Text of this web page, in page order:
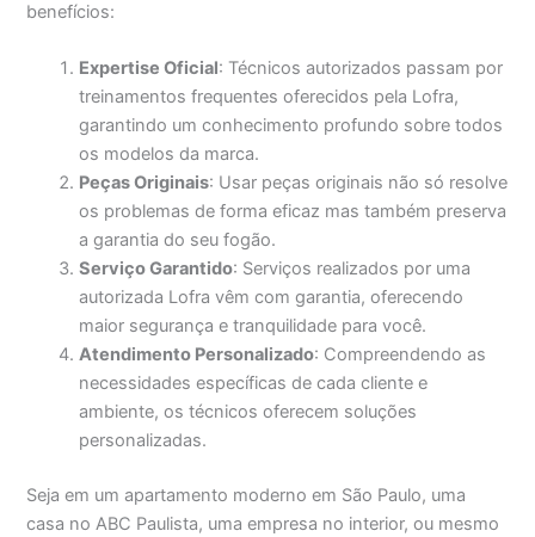
benefícios:
Expertise Oficial: Técnicos autorizados passam por
treinamentos frequentes oferecidos pela Lofra,
garantindo um conhecimento profundo sobre todos
os modelos da marca.
Peças Originais: Usar peças originais não só resolve
os problemas de forma eficaz mas também preserva
a garantia do seu fogão.
Serviço Garantido: Serviços realizados por uma
autorizada Lofra vêm com garantia, oferecendo
maior segurança e tranquilidade para você.
Atendimento Personalizado: Compreendendo as
necessidades específicas de cada cliente e
ambiente, os técnicos oferecem soluções
personalizadas.
Seja em um apartamento moderno em São Paulo, uma
casa no ABC Paulista, uma empresa no interior, ou mesmo